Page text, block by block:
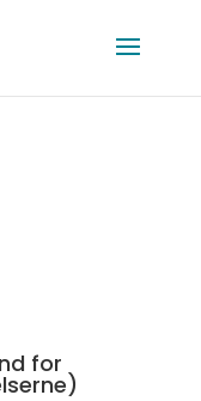
for